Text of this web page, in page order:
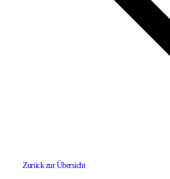
Zurück zur Übersicht